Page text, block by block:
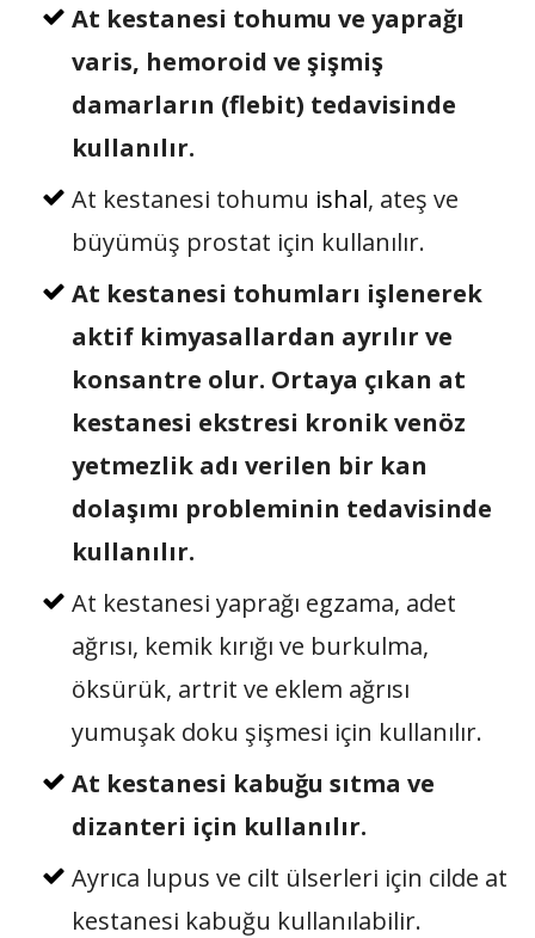
At kestanesi tohumu ve yaprağı
varis, hemoroid ve şişmiş
damarların (flebit) tedavisinde
kullanılır.
At kestanesi tohumu ishal, ateş ve
büyümüş prostat için kullanılır.
At kestanesi tohumları işlenerek
aktif kimyasallardan ayrılır ve
konsantre olur. Ortaya çıkan at
kestanesi ekstresi kronik venöz
yetmezlik adı verilen bir kan
dolaşımı probleminin tedavisinde
kullanılır.
At kestanesi yaprağı egzama, adet
ağrısı, kemik kırığı ve burkulma,
öksürük, artrit ve eklem ağrısı
yumuşak doku şişmesi için kullanılır.
At kestanesi kabuğu sıtma ve
dizanteri için kullanılır.
Ayrıca lupus ve cilt ülserleri için cilde at
kestanesi kabuğu kullanılabilir.